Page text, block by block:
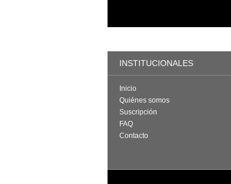
INSTITUCIONALES
Inicio
Quiénes somos
Suscripción
FAQ
Contacto